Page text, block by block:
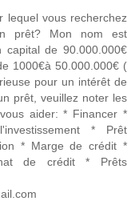
lequel vous recherchez
prêt? Mon nom est
capital de 90.000.000€
1000€à 50.000.000€ (
pour un intérêt de
prêt, veuillez noter les
aider: * Financer *
* Prêt
* Marge de crédit *
de crédit * Prêts